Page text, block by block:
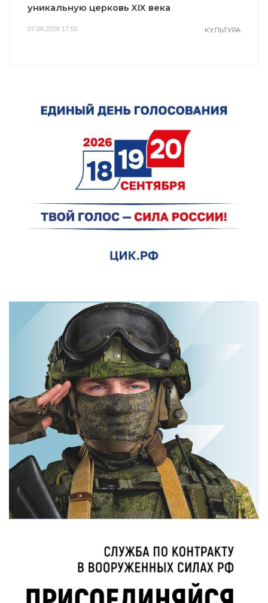
уникальную церковь XIX века
07.08.2026 17:50 КУЛЬТУРА